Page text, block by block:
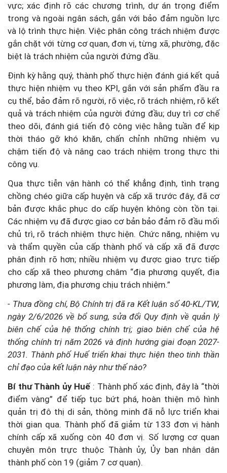
vực; xác định rõ các chương trình, dự án trọng điểm
trong và ngoài ngân sách, gắn với bảo đảm nguồn lực
và lộ trình thực hiện. Việc phân công trách nhiệm được
gắn chặt với từng cơ quan, đơn vị, từng xã, phường, đặc
biệt là trách nhiệm của người đứng đầu.
Định kỳ hằng quý, thành phố thực hiện đánh giá kết quả
thực hiện nhiệm vụ theo KPI, gắn với sản phẩm đầu ra
cụ thể, bảo đảm rõ người, rõ việc, rõ trách nhiệm, rõ kết
quả và trách nhiệm của người đứng đầu; duy trì cơ chế
theo dõi, đánh giá tiến độ công việc hằng tuần để kịp
thời tháo gỡ khó khăn, chấn chỉnh những nhiệm vụ
chậm tiến độ và nâng cao trách nhiệm trong thực thi
công vụ.
Qua thực tiễn vận hành có thể khẳng định, tình trạng
chồng chéo giữa cấp huyện và cấp xã trước đây, đã cơ
bản được khắc phục do cấp huyện không còn tồn tại.
Các nhiệm vụ đã được giao cơ bản bảo đảm rõ đầu mối
chủ trì, rõ trách nhiệm thực hiện. Chức năng, nhiệm vụ
và thẩm quyền của cấp thành phố và cấp xã đã được
phân định rõ hơn; nhiều nhiệm vụ được giao trực tiếp
cho cấp xã theo phương châm “địa phương quyết, địa
phương làm, địa phương chịu trách nhiệm.”
- Thưa đồng chí, Bộ Chính trị đã ra Kết luận số 40-KL/TW,
ngày 2/6/2026 về bổ sung, sửa đổi Quy định về quản lý
biên chế của hệ thống chính trị; giao biên chế của hệ
thống chính trị năm 2026 và định hướng giai đoạn 2027-
2031. Thành phố Huế triển khai thực hiện theo tinh thần
chỉ đạo của kết luận này như thế nào?
Bí thư Thành ủy Huế : Thành phố xác định, đây là “thời
điểm vàng” để tiếp tục bứt phá, hoàn thiện mô hình
quản trị đô thị di sản, thông minh đã nỗ lực triển khai
thời gian qua. Thành phố đã giảm từ 133 đơn vị hành
chính cấp xã xuống còn 40 đơn vị. Số lượng cơ quan
chuyên môn trực thuộc Thành ủy, Ủy ban nhân dân
thành phố còn 19 (giảm 7 cơ quan).